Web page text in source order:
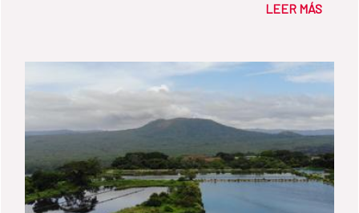
LEER MÁS